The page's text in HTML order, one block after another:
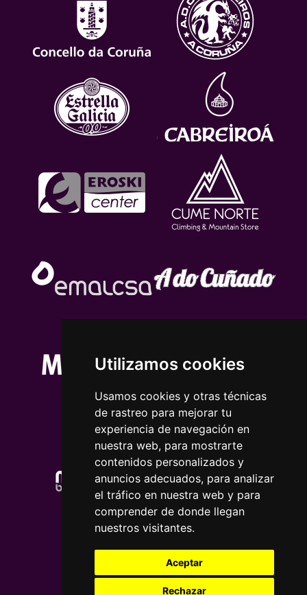
Utilizamos cookies
Usamos cookies y otras técnicas
de rastreo para mejorar tu
experiencia de navegación en
nuestra web, para mostrarte
contenidos personalizados y
anuncios adecuados, para analizar
el tráfico en nuestra web y para
comprender de donde llegan
nuestros visitantes.
Aceptar
Rechazar